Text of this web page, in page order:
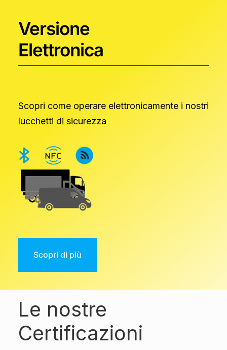
Versione
Elettronica
Scopri come operare elettronicamente i nostri
lucchetti di sicurezza
Scopri di più
Le nostre
Certificazioni